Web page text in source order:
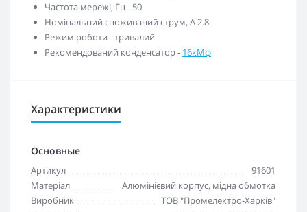
Частота мережі, Гц - 50
Номінальний споживаний струм, А 2.8
Режим роботи - тривалий
Рекомендований конденсатор - 16кМф
Характеристики
Основные
Артикул
91601
Матеріал
Алюмінієвий корпус, мідна обмотка
Виробник
ТОВ "Промелектро-Харків"